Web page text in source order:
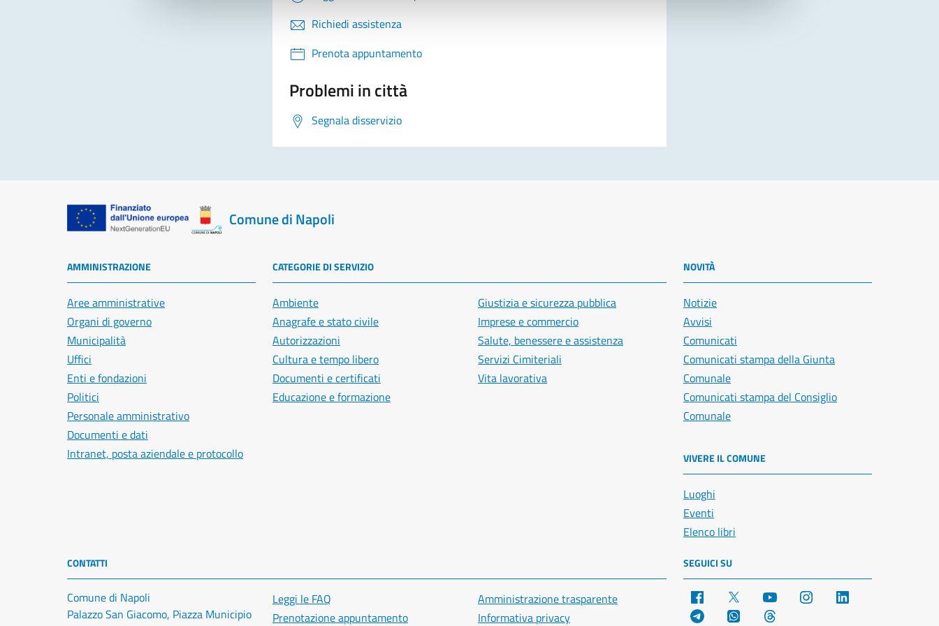
Richiedi assistenza
Prenota appuntamento
Problemi in città
Segnala disservizio
Comune di Napoli
AMMINISTRAZIONE
Aree amministrative
Organi di governo
Municipalità
Uffici
Enti e fondazioni
Politici
Personale amministrativo
Documenti e dati
Intranet, posta aziendale e protocollo
CATEGORIE DI SERVIZIO
Ambiente
Anagrafe e stato civile
Autorizzazioni
Cultura e tempo libero
Documenti e certificati
Educazione e formazione
Giustizia e sicurezza pubblica
Imprese e commercio
Salute, benessere e assistenza
Servizi Cimiteriali
Vita lavorativa
NOVITÀ
Notizie
Avvisi
Comunicati
Comunicati stampa della Giunta
Comunale
Comunicati stampa del Consiglio
Comunale
VIVERE IL COMUNE
Luoghi
Eventi
Elenco libri
CONTATTI
Comune di Napoli
Palazzo San Giacomo, Piazza Municipio
Leggi le FAQ
Prenotazione appuntamento
Amministrazione trasparente
Informativa privacy
SEGUICI SU
Facebook YouTube Instagram
Telegram WhatsApp